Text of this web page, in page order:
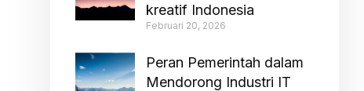
kreatif Indonesia
Februari 20, 2026
Peran Pemerintah dalam
Mendorong Industri IT